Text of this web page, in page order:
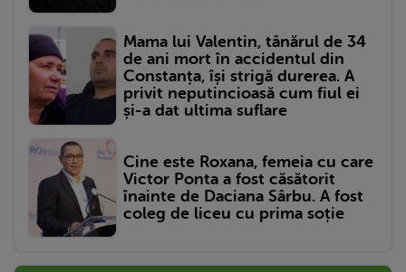
Mama lui Valentin, tânărul de 34
de ani mort în accidentul din
Constanța, își strigă durerea. A
privit neputincioasă cum fiul ei
și-a dat ultima suflare
Cine este Roxana, femeia cu care
Victor Ponta a fost căsătorit
înainte de Daciana Sârbu. A fost
coleg de liceu cu prima soție